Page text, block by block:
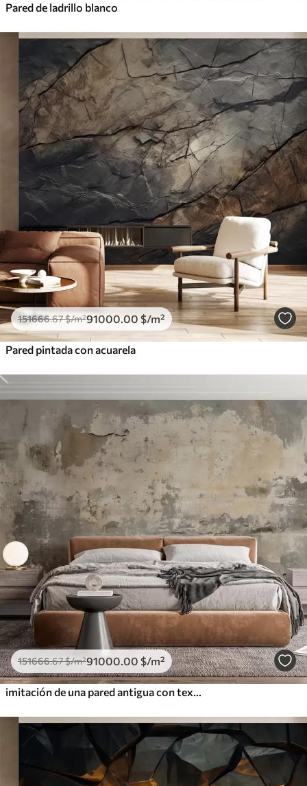
Pared de ladrillo blanco
151666.67$/m²91000.00 $/m²
Pared pintada con acuarela
151666.67$/m²91000.00 $/m²
imitación de una pared antigua con textura